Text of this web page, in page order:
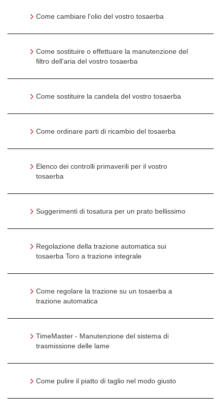
Come cambiare l'olio del vostro tosaerba
Come sostituire o effettuare la manutenzione del
filtro dell'aria del vostro tosaerba
Come sostituire la candela del vostro tosaerba
Come ordinare parti di ricambio del tosaerba
Elenco dei controlli primaverili per il vostro
tosaerba
Suggerimenti di tosatura per un prato bellissimo
Regolazione della trazione automatica sui
tosaerba Toro a trazione integrale
Come regolare la trazione su un tosaerba a
trazione automatica
TimeMaster - Manutenzione del sistema di
trasmissione delle lame
Come pulire il piatto di taglio nel modo giusto